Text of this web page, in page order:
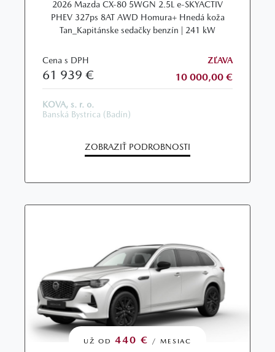
2026 Mazda CX‑80 5WGN 2.5L e‑SKYACTIV
PHEV 327ps 8AT AWD Homura+ Hnedá koža
Tan_Kapitánske sedačky benzín | 241 kW
Cena s DPH
61 939 €
ZĽAVA
10 000,00 €
KOVA, s. r. o.
Banská Bystrica (Badín)
ZOBRAZIŤ PODROBNOSTI
UŽ OD440 € / MESIAC